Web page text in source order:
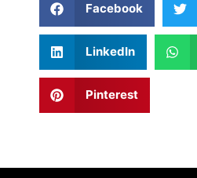
Facebook
LinkedIn
Pinterest